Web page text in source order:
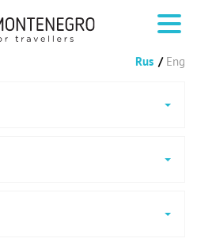
Rus Eng